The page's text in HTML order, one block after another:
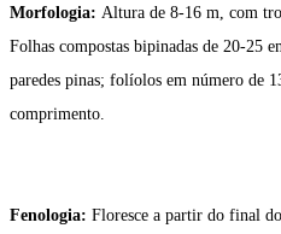
Morfologia: Altura de 8-16 m, com
Folhas compostas bipinadas de 20-25
paredes pinas; folíolos em número de
comprimento.
Fenologia: Floresce a partir do final